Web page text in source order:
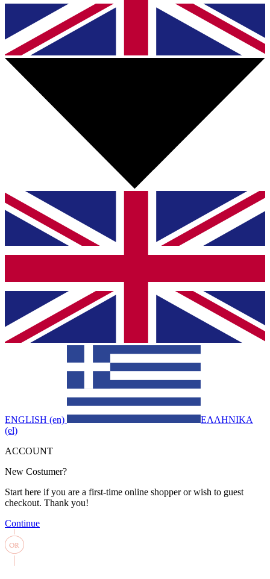
ENGLISH (en)
ΕΛΛΗΝΙΚΑ
(el)
ACCOUNT
New Costumer?
Start here if you are a first-time online shopper or wish to guest
checkout. Thank you!
Continue